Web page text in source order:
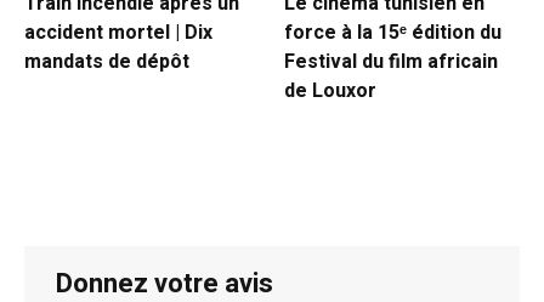
accident mortel | Dix
mandats de dépôt
force à la 15ᵉ édition du
Festival du film africain
de Louxor
Donnez votre avis